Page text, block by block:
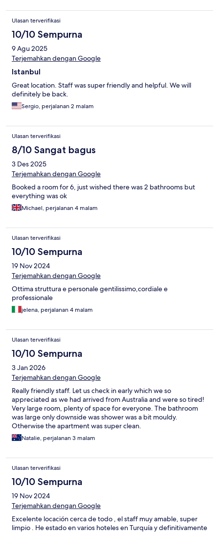
Ulasan terverifikasi
10/10 Sempurna
9 Agu 2025
Terjemahkan dengan Google
Istanbul
Great location. Staff was super friendly and helpful. We will
definitely be back.
Sergio, perjalanan 2 malam
Ulasan terverifikasi
8/10 Sangat bagus
3 Des 2025
Terjemahkan dengan Google
Booked a room for 6, just wished there was 2 bathrooms but
everything was ok
Michael, perjalanan 4 malam
Ulasan terverifikasi
10/10 Sempurna
19 Nov 2024
Terjemahkan dengan Google
Ottima struttura e personale gentilissimo,cordiale e
professionale
jelena, perjalanan 4 malam
Ulasan terverifikasi
10/10 Sempurna
3 Jan 2026
Terjemahkan dengan Google
Really friendly staff. Let us check in early which we so
appreciated as we had arrived from Australia and were so tired!
Very large room, plenty of space for everyone. The bathroom
was large only downside was shower was a bit mouldy.
Otherwise the apartment was super clean.
Natalie, perjalanan 3 malam
Ulasan terverifikasi
10/10 Sempurna
19 Nov 2024
Terjemahkan dengan Google
Excelente locación cerca de todo , el staff muy amable, super
limpio . He estado en varios hoteles en Turquía y definitivamente